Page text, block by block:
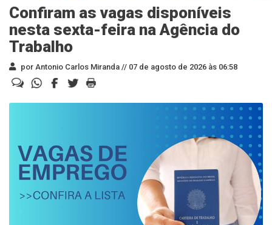
Confiram as vagas disponíveis
nesta sexta-feira na Agência do
Trabalho
por Antonio Carlos Miranda // 07 de agosto de 2026 às 06:58